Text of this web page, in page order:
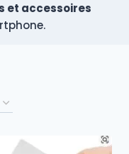
et accessoires